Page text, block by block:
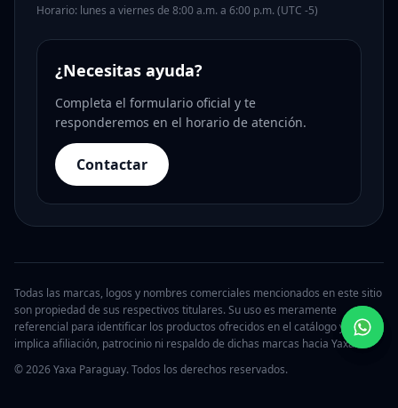
Horario: lunes a viernes de 8:00 a.m. a 6:00 p.m. (UTC -5)
¿Necesitas ayuda?
Completa el formulario oficial y te
responderemos en el horario de atención.
Contactar
Todas las marcas, logos y nombres comerciales mencionados en este sitio
son propiedad de sus respectivos titulares. Su uso es meramente
referencial para identificar los productos ofrecidos en el catálogo y no
implica afiliación, patrocinio ni respaldo de dichas marcas hacia Yaxa.
© 2026 Yaxa Paraguay. Todos los derechos reservados.